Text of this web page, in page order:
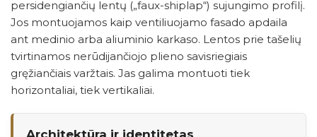
persidengiančių lentų („faux-shiplap“) sujungimo profilį.
Jos montuojamos kaip ventiliuojamo fasado apdaila
ant medinio arba aliuminio karkaso. Lentos prie tašelių
tvirtinamos nerūdijančiojo plieno savisriegiais
gręžiančiais varžtais. Jas galima montuoti tiek
horizontaliai, tiek vertikaliai.
Architektūra ir identitetas